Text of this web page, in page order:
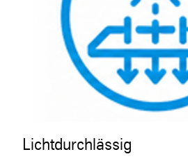
Lichtdurchlässig